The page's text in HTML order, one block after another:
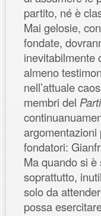
partito, né è
Mai gelosie,
fondate,
inevitabilmente
almeno
nell’attuale
membri del
fondatori:
Ma quando si
soprattutto,
solo da
possa